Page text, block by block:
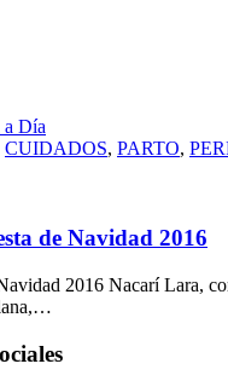
a Día
CUIDADOS, PARTO,
de Navidad 2016
2016 Nacarí Lara,